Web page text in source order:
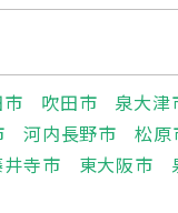
吹田市 泉大津
河内長野市 松原
井寺市 東大阪市